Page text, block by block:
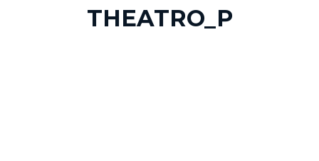
THEATRO_P